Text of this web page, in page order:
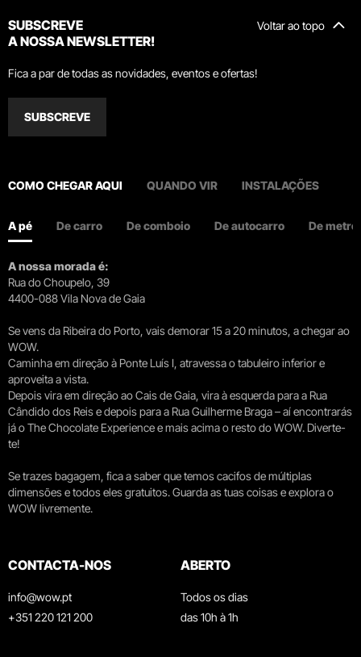
Voltar ao topo
SUBSCREVE
A NOSSA NEWSLETTER!
Fica a par de todas as novidades, eventos e ofertas!
SUBSCREVE
COMO CHEGAR AQUI QUANDO VIR INSTALAÇÕES
A pé De carro De comboio De autocarro De metro
A nossa morada é:
Rua do Choupelo, 39
4400-088 Vila Nova de Gaia
Se vens da Ribeira do Porto, vais demorar 15 a 20 minutos, a chegar ao
WOW.
Caminha em direção à Ponte Luís I, atravessa o tabuleiro inferior e
aproveita a vista.
Depois vira em direção ao Cais de Gaia, vira à esquerda para a Rua
Cândido dos Reis e depois para a Rua Guilherme Braga – aí encontrarás
já o The Chocolate Experience e mais acima o resto do WOW. Diverte-
te!
Se trazes bagagem, fica a saber que temos cacifos de múltiplas
dimensões e todos eles gratuitos. Guarda as tuas coisas e explora o
WOW livremente.
CONTACTA-NOS
info@wow.pt
+351 220 121 200
ABERTO
Todos os dias
das 10h à 1h